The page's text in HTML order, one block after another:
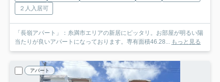
２人入居可
「長嶺アパート」：糸満市エリアの新居にピッタリ。お部屋が明るい陽
当たりが良いアパートになっております。専有面積46.28... もっと見る
アパート